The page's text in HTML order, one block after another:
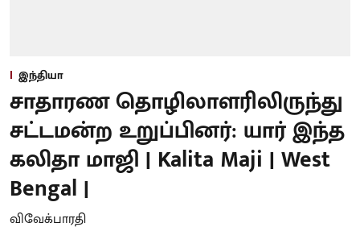
இந்தியா
சாதாரண தொழிலாளரிலிருந்து
சட்டமன்ற உறுப்பினர்: யார் இந்த
கலிதா மாஜி | Kalita Maji | West
Bengal |
விவேக்பாரதி